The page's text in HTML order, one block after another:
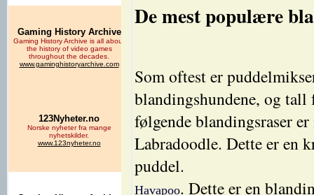
De mest populære
Som oftest er
blandingshundene, og tall
følgende blandingsraser
Labradoodle. Dette er en
puddel.
Havapoo. Dette er en